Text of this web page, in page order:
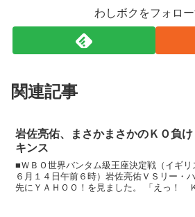
わしボクをフォロ
関連記事
岩佐亮佑、まさかまさかのＫＯ負
キンス
■ＷＢＯ世界バンタム級王座決定戦（イギ
６月１４日午前６時）岩佐亮佑ＶＳリー・
先にＹＡＨＯＯ！を見ました。 「えっ！